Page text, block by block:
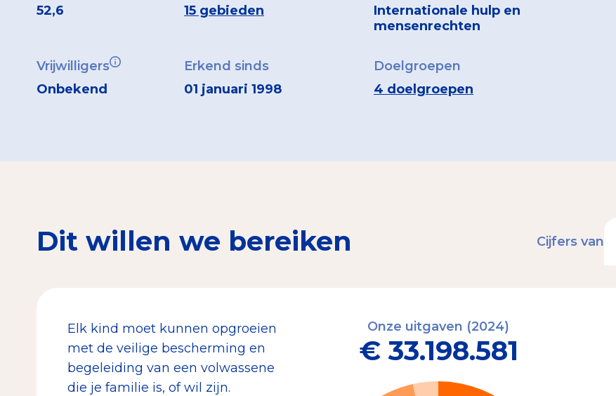
52,6
15 gebieden
Vrijwilligers
Onbekend
Erkend sinds
01 januari 1998
Internationale hulp en
mensenrechten
Doelgroepen
4 doelgroepen
Dit willen we bereiken Cijfers van
Onze uitgaven (2024)
€ 33.198.581
Elk kind moet kunnen opgroeien
met de veilige bescherming en
begeleiding van een volwassene
die je familie is, of wil zijn.